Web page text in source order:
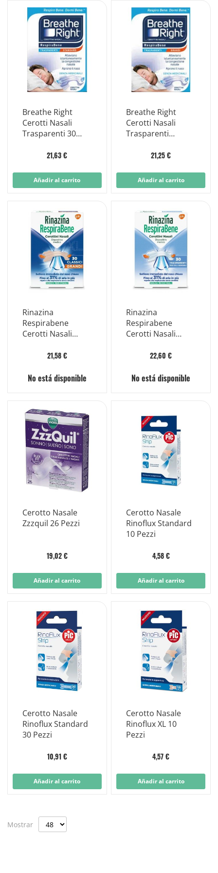
Breathe Right
Cerotti Nasali
Trasparenti 30
21,63 €
Añadir al carrito
Breathe Right
Cerotti Nasali
Trasparenti
21,25 €
Añadir al carrito
Rinazina
Respirabene
Cerotti Nasali
Carton 30 Pezzi
21,58 €
No está disponible
Rinazina
Respirabene
Cerotti Nasali
Carton 30 Pezzi
22,60 €
No está disponible
Cerotto Nasale
Zzzquil 26 Pezzi
19,02 €
Añadir al carrito
Cerotto Nasale
Rinoflux Standard
10 Pezzi
4,58 €
Añadir al carrito
Cerotto Nasale
Rinoflux Standard
30 Pezzi
10,91 €
Añadir al carrito
Cerotto Nasale
Rinoflux XL 10
Pezzi
4,57 €
Añadir al carrito
Mostrar